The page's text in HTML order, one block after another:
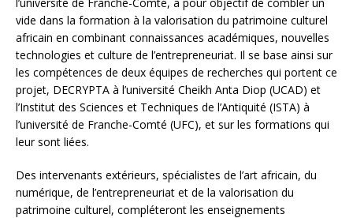
vide dans la formation à la valorisation du patrimoine culturel
africain en combinant connaissances académiques, nouvelles
technologies et culture de l’entrepreneuriat. Il se base ainsi sur
les compétences de deux équipes de recherches qui portent ce
projet, DECRYPTA à l’université Cheikh Anta Diop (UCAD) et
l’Institut des Sciences et Techniques de l’Antiquité (ISTA) à
l’université de Franche-Comté (UFC), et sur les formations qui
leur sont liées.
Des intervenants extérieurs, spécialistes de l’art africain, du
numérique, de l’entrepreneuriat et de la valorisation du
patrimoine culturel, compléteront les enseignements